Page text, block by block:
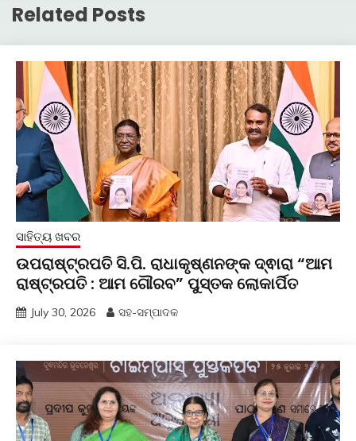
Related Posts
ସାହିତ୍ୟ ଖବର
ଉପରାଷ୍ଟ୍ରପତି ସି.ପି. ରାଧାକୃଷ୍ଣନଙ୍କ ଦ୍ଵାରା “ଆମ
ରାଷ୍ଟ୍ରପତି : ଆମ ଗୌରବ” ପୁସ୍ତକ ଲୋକାର୍ପିତ
July 30, 2026 ସହ-ସମ୍ପାଦକ